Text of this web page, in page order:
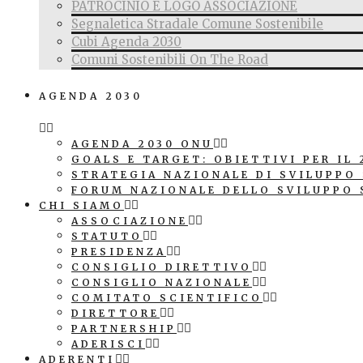
PATROCINIO E LOGO ASSOCIAZIONE
Segnaletica Stradale Comune Sostenibile
Cubi Agenda 2030
Comuni Sostenibili On The Road
AGENDA 2030
AGENDA 2030 ONU
GOALS E TARGET: OBIETTIVI PER IL
STRATEGIA NAZIONALE DI SVILUPPO
FORUM NAZIONALE DELLO SVILUPPO
CHI SIAMO
ASSOCIAZIONE
STATUTO
PRESIDENZA
CONSIGLIO DIRETTIVO
CONSIGLIO NAZIONALE
COMITATO SCIENTIFICO
DIRETTORE
PARTNERSHIP
ADERISCI
ADERENTI